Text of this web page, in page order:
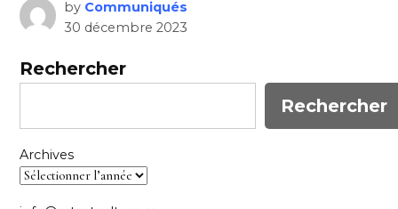
by Communiqués
30 décembre 2023
Rechercher
Rechercher
Archives